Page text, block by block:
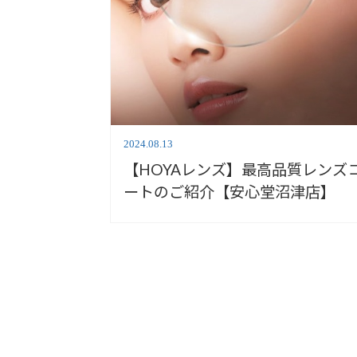
2024.08.13
【HOYAレンズ】最高品質レンズ
ートのご紹介【安心堂沼津店】